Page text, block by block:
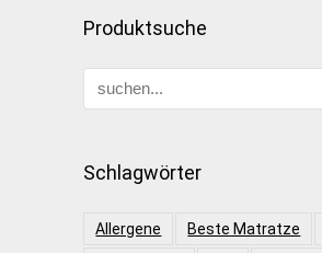
Produktsuche
Schlagwörter
Allergene Beste Matratze